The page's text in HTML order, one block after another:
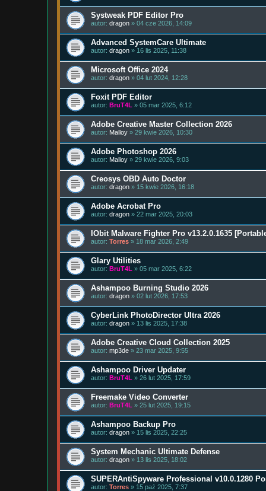
Systweak PDF Editor Pro
autor: dragon » 04 cze 2026, 14:09
Advanced SystemCare Ultimate
autor: dragon » 16 lis 2025, 11:38
Microsoft Office 2024
autor: dragon » 04 lut 2024, 12:28
Foxit PDF Editor
autor: BruT4L » 05 mar 2025, 6:12
Adobe Creative Master Collection 2026
autor: Malloy » 29 kwie 2026, 10:30
Adobe Photoshop 2026
autor: Malloy » 29 kwie 2026, 9:03
Creosys OBD Auto Doctor
autor: dragon » 15 kwie 2026, 16:18
Adobe Acrobat Pro
autor: dragon » 22 mar 2025, 20:03
IObit Malware Fighter Pro v13.2.0.1635
autor: Torres » 18 mar 2026, 2:49
Glary Utilities
autor: BruT4L » 05 mar 2025, 6:22
Ashampoo Burning Studio 2026
autor: dragon » 02 lut 2026, 17:53
CyberLink PhotoDirector Ultra 2026
autor: dragon » 13 lis 2025, 17:38
Adobe Creative Cloud Collection 2025
autor: mp3de » 23 mar 2025, 9:55
Ashampoo Driver Updater
autor: BruT4L » 26 lut 2025, 17:59
Freemake Video Converter
autor: BruT4L » 25 lut 2025, 19:15
Ashampoo Backup Pro
autor: dragon » 15 lis 2025, 22:25
System Mechanic Ultimate Defense
autor: dragon » 13 lis 2025, 18:02
SUPERAntiSpyware Professional v10.0.1280
autor: Torres » 15 paź 2025, 7:37